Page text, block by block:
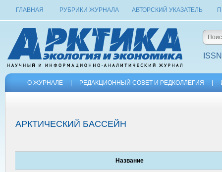
ГЛАВНАЯ РУБРИКИ ЖУРНАЛА АВТОРСКИЙ УКАЗАТЕЛЬ
О ЖУРНАЛЕ РЕДАКЦИОННЫЙ СОВЕТ И РЕДКОЛЛЕГИЯ
АРКТИЧЕСКИЙ БАССЕЙН
Название